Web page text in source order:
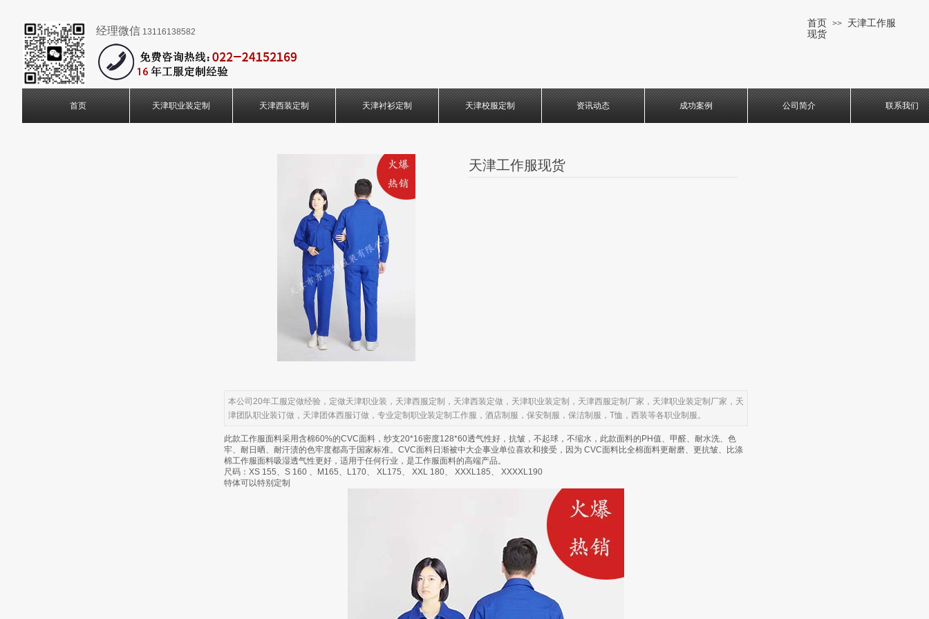
首页 >>
天津工作服
现货
经理微信 13116138582
首页 天津职业装定制 天津西装定制 天津衬衫定制 天津校服定制 资讯动态 成功案例 公司简介 联系我们
天津工作服现货
本公司20年工服定做经验，定做天津职业装，天津西服定制，天津西装定做，天津职业装定制，天津西服定制厂家，天津职业装定制厂家，天
津团队职业装订做，天津团体西服订做，专业定制职业装定制工作服，酒店制服，保安制服，保洁制服，T恤，西装等各职业制服。
此款工作服面料采用含棉60%的CVC面料，纱支20*16密度128*60透气性好，抗皱，不起球，不缩水，此款面料的PH值、甲醛、耐水洗、色
牢、耐日晒、耐汗渍的色牢度都高于国家标准。CVC面料日渐被中大企事业单位喜欢和接受，因为 CVC面料比全棉面料更耐磨、更抗皱、比涤
棉工作服面料吸湿透气性更好，适用于任何行业，是工作服面料的高端产品。
尺码：XS 155、S 160 、M165、L170、 XL175、 XXL 180、 XXXL185、 XXXXL190
特体可以特别定制